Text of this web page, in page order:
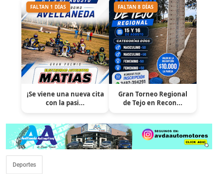
FALTAN 1 DÍAS
¡Se viene una nueva cita
con la pasi...
FALTAN 8 DÍAS
Gran Torneo Regional
de Tejo en Recon...
Deportes